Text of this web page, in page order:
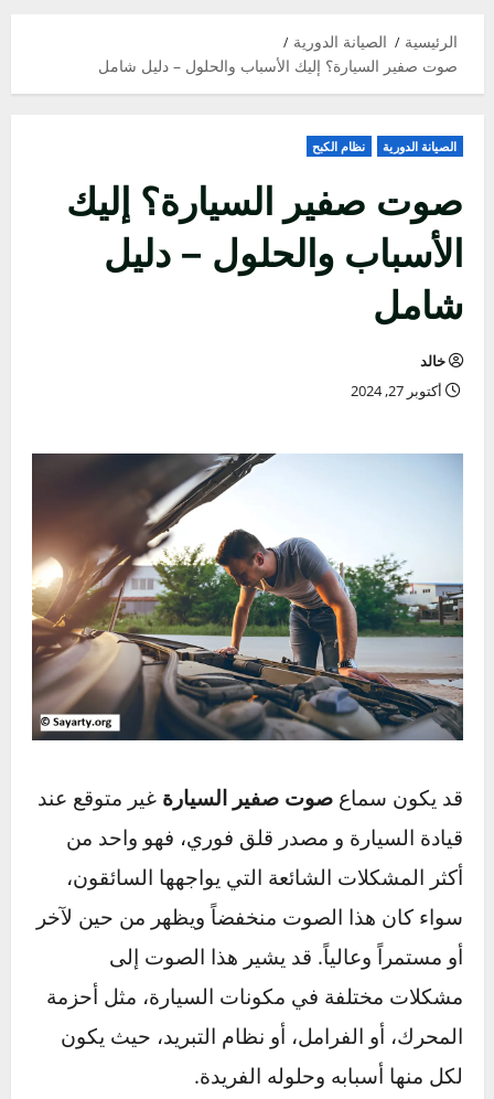
الرئيسية
الصيانة الدورية
صوت صفير السيارة؟ إليك الأسباب والحلول – دليل شامل
صوت صفير السيارة؟ إليك
الأسباب والحلول – دليل
شامل
قد يكون سماع صوت صفير السيارة
غير متوقع عند
قيادة السيارة و مصدر قلق فوري، فهو واحد من
أكثر المشكلات الشائعة التي يواجهها السائقون،
سواء كان هذا الصوت منخفضاً ويظهر من حين لآخر
أو مستمراً وعالياً. قد يشير هذا الصوت إلى
مشكلات مختلفة في مكونات السيارة، مثل أحزمة